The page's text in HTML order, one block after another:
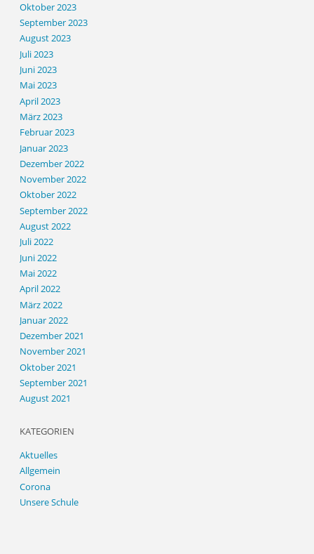
Oktober 2023
September 2023
August 2023
Juli 2023
Juni 2023
Mai 2023
April 2023
März 2023
Februar 2023
Januar 2023
Dezember 2022
November 2022
Oktober 2022
September 2022
August 2022
Juli 2022
Juni 2022
Mai 2022
April 2022
März 2022
Januar 2022
Dezember 2021
November 2021
Oktober 2021
September 2021
August 2021
KATEGORIEN
Aktuelles
Allgemein
Corona
Unsere Schule